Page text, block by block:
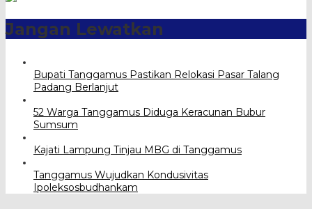
Jangan Lewatkan
Bupati Tanggamus Pastikan Relokasi Pasar Talang
Padang Berlanjut
52 Warga Tanggamus Diduga Keracunan Bubur
Sumsum
Kajati Lampung Tinjau MBG di Tanggamus
Tanggamus Wujudkan Kondusivitas
Ipoleksosbudhankam